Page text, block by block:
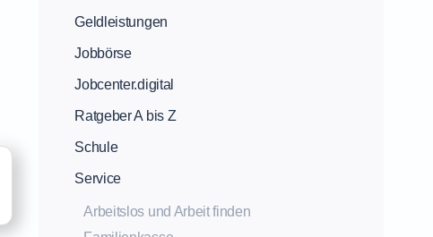
Geldleistungen
Jobbörse
Jobcenter.digital
Ratgeber A bis Z
Schule
Service
Arbeitslos und Arbeit finden